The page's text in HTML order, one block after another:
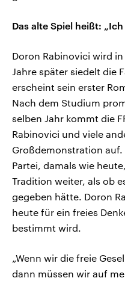
Das alte Spiel heißt:
Doron Rabinovici wird
Jahre später siedelt die
erscheint sein erster
Nach dem Studium
selben Jahr kommt die
Rabinovici und viele
Großdemonstration
Partei, damals wie
Tradition weiter, als ob
gegeben hätte. Doron
heute für ein freies
bestimmt wird.
„Wenn wir die freie
dann müssen wir auf